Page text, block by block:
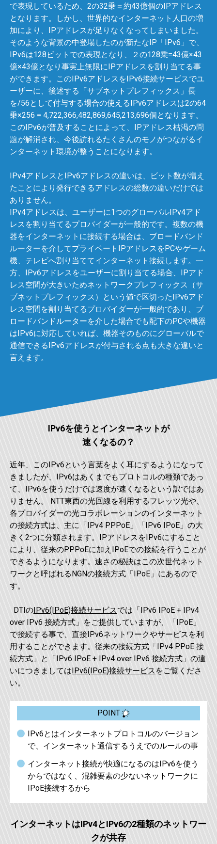
で表現しているため、2の32乗＝約43億個のIPアドレス
となります。しかし、世界的なインターネット人口の増
加により、IPアドレスが足りなくなってしまいました。
そのような背景の中登場したのが新たなIP「IPv6」で、
IPv6は128ビットでの表現となり、２の128乗=43億×43
億×43億となり事実上無限にIPアドレスを割り当てる事
ができます。このIPv6アドレスをIPv6接続サービスでユ
ーザーに、後述する「サブネットプレフィックス」長
を/56として付与する場合の使えるIPv6アドレスは2の64
乗×256 = 4,722,366,482,869,645,213,696個となります。
このIPv6が普及することによって、IPアドレス枯渇の問
題が解消され、今後訪れるたくさんのモノがつながるイ
ンターネット環境が整うことになります。
IPv4アドレスとIPv6アドレスの違いは、ビット数が増え
たことにより発行できるアドレスの総数の違いだけでは
ありません。
IPv4アドレスは、ユーザーに1つのグローバルIPv4アド
レスを割り当てるプロバイダーが一般的です。複数の機
器をインターネットに接続する場合は、ブロードバンド
ルーターを介してプライベートIPアドレスをPCやゲーム
機、テレビへ割り当ててインターネット接続します。一
方、IPv6アドレスをユーザーに割り当てる場合、IPアド
レス空間が大きいためネットワークプレフィックス（サ
ブネットプレフィックス）という値で区切ったIPv6アド
レス空間を割り当てるプロバイダーが一般的であり、ブ
ロードバンドルーターを介した場合でも配下のPCや機器
はIPv6に対応していれば、機器そのものにグローバルで
通信できるIPv6アドレスが付与される点も大きな違いと
言えます。
IPv6を使うとインターネットが
速くなるの？
近年、このIPv6という言葉をよく耳にするようになって
きましたが、IPv6はあくまでもプロトコルの種類であっ
て、IPv6を使うだけでは速度が速くなるという訳ではあ
りません。 NTT東西の光回線を利用するフレッツ光や、
各プロバイダーの光コラボレーションのインターネット
の接続方式は、主に「IPv4 PPPoE」「IPv6 IPoE」の大
きく2つに分類されます。IPアドレスをIPv6にすること
により、従来のPPPoEに加えIPoEでの接続を行うことが
できるようになります。速さの秘訣はこの次世代ネット
ワークと呼ばれるNGNの接続方式「IPoE」にあるので
す。
DTIのIPv6(IPoE)接続サービスでは「IPv6 IPoE + IPv4
over IPv6 接続方式」をご提供していますが、「IPoE」
で接続する事で、直接IPv6ネットワークやサービスを利
用することができます。従来の接続方式「IPv4 PPoE 接
続方式」と「IPv6 IPoE + IPv4 over IPv6 接続方式」の違
いにつきましてはIPv6(IPoE)接続サービス をご覧くださ
い。
POINT
IPv6とはインターネットプロトコルのバージョン
で、インターネット通信するうえでのルールの事
インターネット接続が快適になるのはIPv6を使う
からではなく、混雑要素の少ないネットワークに
IPoE接続するから
インターネットはIPv4とIPv6の2種類のネットワー
クが共存